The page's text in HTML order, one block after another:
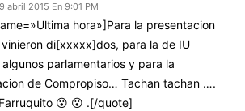
abril 2015 En 9:01 PM
hora»]Para la presentacion
di[xxxxx]dos, para la de IU
parlamentarios y para la
de Compropiso… Tachan tachan ….
😮 😮 .[/quote]